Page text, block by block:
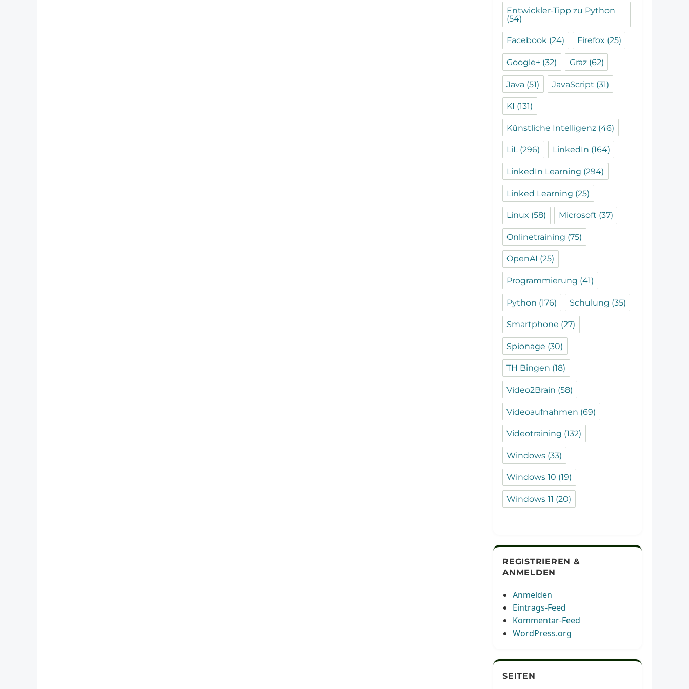
Entwickler-Tipp zu Python
(54)
Facebook (24) Firefox (25)
Google+ (32) Graz(62)
Java (51) JavaScript (31)
KI (131)
Künstliche Intelligenz (46)
LiL(296) LinkedIn (164)
LinkedIn Learning (294)
Linked Learning (25)
Linux (58) Microsoft (37)
Onlinetraining (75)
OpenAI (25)
Programmierung (41)
Python (176) Schulung (35)
Smartphone (27)
Spionage (30)
TH Bingen (18)
Video2Brain (58)
Videoaufnahmen (69)
Videotraining (132)
Windows (33)
Windows 10 (19)
Windows 11 (20)
REGISTRIEREN &
ANMELDEN
Anmelden
Eintrags-Feed
Kommentar-Feed
WordPress.org
SEITEN